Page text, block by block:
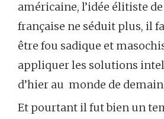
américaine, l’idée élitiste
française ne séduit plus, il
être fou sadique et
appliquer les solutions
d’hier au monde de demain
Et pourtant il fut bien un